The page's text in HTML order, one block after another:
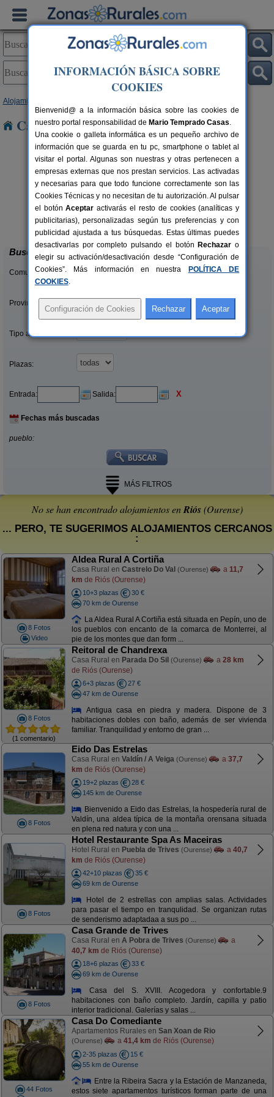
Alojamientos
Casas Rurales cerca de Riós
10+3 pers.
desde30 €
Aldea Rural A Cortiña
Castrelo Do Val (Ourense)
Buscar
Comunidades:
Provincias/Islas:
Tipo alquiler:
Plazas:
Entrada: Salida: X
Fechas más buscadas
pueblo:
MÁS FILTROS
No se han encontrado alojamientos enRiós(Ourense)
... PERO, TE SUGERIMOS ALOJAMIENTOS CERCANOS
:
8 Fotos
Video
Aldea Rural A Cortiña
Casa Rural en Castrelo Do Val (Ourense) a 11,7
km de Riós (Ourense)
10+3 plazas
30 €
70 km de Ourense
La Aldea Rural A Cortiña está situada en Pepín, uno de
los pueblos con encanto de la comarca de Monterrei, al
pie de los montes que dan form ...
8 Fotos
(1 comentario)
Reitoral de Chandrexa
Casa Rural en Parada Do Sil (Ourense) a 28 km
de Riós (Ourense)
6+3 plazas
27 €
47 km de Ourense
Antigua casa en piedra y madera. Dispone de 3
habitaciones dobles con baño, además de ser vivienda
familiar. Tranquilidad y entorno de gran ...
8 Fotos
Eido Das Estrelas
Casa Rural en Valdín / A Veiga (Ourense) a 37,7
km de Riós (Ourense)
19+2 plazas
28 €
145 km de Ourense
Bienvenido a Eido das Estrelas, la hospedería rural de
Valdín, una aldea típica de la montaña orensana situada
en plena red natura y con una ...
8 Fotos
Hotel Restaurante Spa As Maceiras
Hotel Rural en Puebla de Trives (Ourense) a 40,7
km de Riós (Ourense)
42+10 plazas
35 €
69 km de Ourense
Hotel de 2 estrellas con amplias salas. Actividades
para pasar el tiempo en tranqulidad. Se organizan rutas
de senderismo adaptadaa a sus po ...
8 Fotos
Casa Grande de Trives
Casa Rural en A Pobra de Trives (Ourense)
a
40,7 km de Riós (Ourense)
18+6 plazas
33 €
69 km de Ourense
Casa del S. XVIII. Acogedora y confortable.9
habitaciones con baño completo. Jardín, capilla y patio
interior tradicional. Galerías y salas ...
44 Fotos
Casa Do Comediante
Apartamentos Rurales en San Xoan de Rio
(Ourense) a 41,4 km de Riós (Ourense)
2-35 plazas
15 €
55 km de Ourense
Entre la Ribeira Sacra y la Estación de Manzaneda,
estos siete apartamentos turísticos forman parte de una
INFORMACIÓN BÁSICA SOBRE
COOKIES
Bienvenid@ a la información básica sobre las cookies de
nuestro portal responsabilidad de Mario Temprado Casas.
Una cookie o galleta informática es un pequeño archivo de
información que se guarda en tu pc, smartphone o tablet al
visitar el portal. Algunas son nuestras y otras pertenecen a
empresas externas que nos prestan servicios. Las activadas
y necesarias para que todo funcione correctamente son las
Cookies Técnicas y no necesitan de tu autorización. Al pulsar
el botónAceptar activarás el resto de cookies (analíticas y
publicitarias), personalizadas según tus preferencias y con
publicidad ajustada a tus búsquedas. Estas últimas puedes
desactivarlas por completo pulsando el botón Rechazar o
elegir su activación/desactivación desde “Configuración de
Cookies”. Más información en nuestra
POLÍTICA DE
COOKIES.